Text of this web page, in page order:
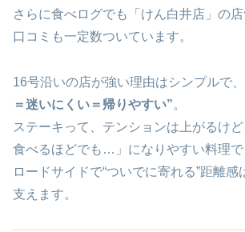
さらに食べログでも「けん白井店」の店
口コミも一定数ついています。
16号沿いの店が強い理由はシンプルで、
＝迷いにくい＝帰りやすい”。
ステーキって、テンションは上がるけ
食べるほどでも…」になりやすい料理で
ロードサイドで“ついでに寄れる”距離感
支えます。